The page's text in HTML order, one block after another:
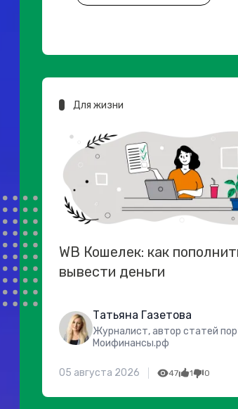
Для жизни
WB Кошелек: как
вывести деньги
Татьяна Газетова
Журналист, автор статей
Моифинансы.рф
05 августа 2026 47 1 0